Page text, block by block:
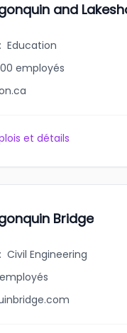
and
: Education
employés
et détails
Bridge
: Civil Engineering
employés